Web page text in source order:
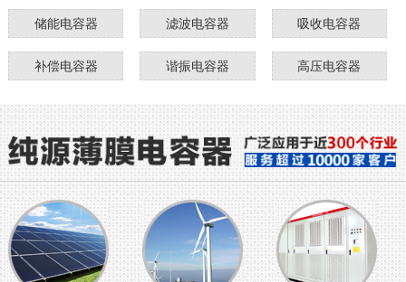
储能电容器 滤波电容器 吸收电容器
补偿电容器 谐振电容器 高压电容器